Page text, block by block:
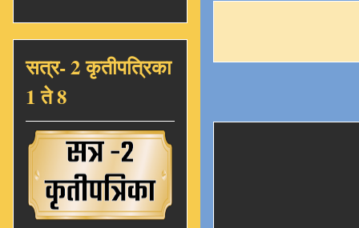
सत्र- 2 कृतीपत्रिका
1 ते 8